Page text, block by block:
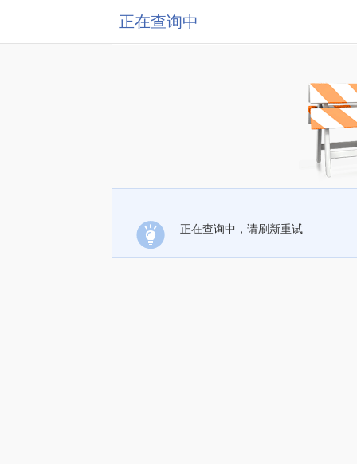
正在查询中
正在查询中，请刷新重试